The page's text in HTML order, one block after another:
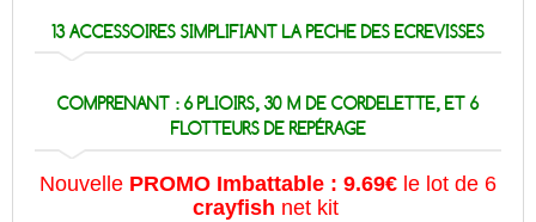
13 ACCESSOIRES SIMPLIFIANT LA PECHE DES ECREVISSES
COMPRENANT : 6 PLIOIRS, 30 M DE CORDELETTE, ET 6
FLOTTEURS DE REPÉRAGE
Nouvelle PROMO Imbattable : 9.69€ le lot de 6
crayfish net kit